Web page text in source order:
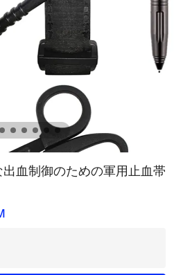
血制御のための軍用止血帯